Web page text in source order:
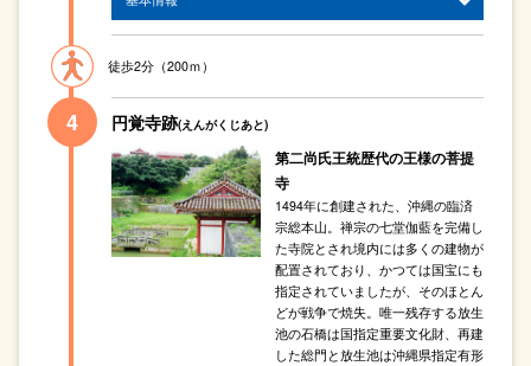
徒歩2分（200ｍ）
円覚寺跡(えんがくじあと)
第二尚氏王統歴代の王様の菩提
寺
1494年に創建された、沖縄の臨済
宗総本山。禅宗の七堂伽藍を完備し
た寺院とされ境内には多くの建物が
配置されており、かつては国宝にも
指定されていましたが、そのほとん
どが戦争で焼失。唯一残存する放生
池の石橋は国指定重要文化財、再建
した総門と放生池は沖縄県指定有形